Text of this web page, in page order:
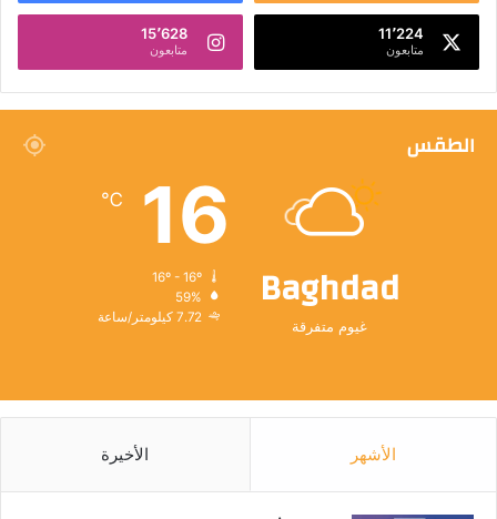
11٬224
متابعون
15٬628
متابعون
الطقس
Baghdad
غيوم متفرقة
16
℃
59%
7.72 كيلومتر/ساعة
الأشهر الأخيرة